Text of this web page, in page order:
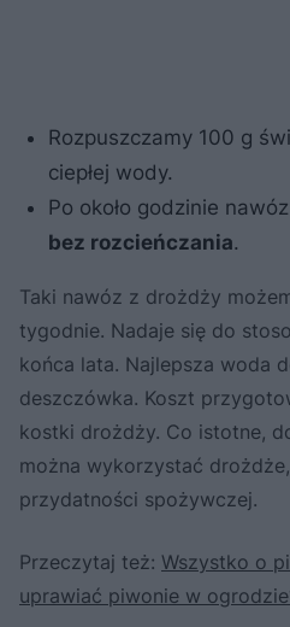
Rozpuszczamy 100 g
ciepłej wody.
Po około godzinie
bez rozcieńczania.
Taki nawóz z drożdży
tygodnie. Nadaje się do
końca lata. Najlepsza woda
deszczówka. Koszt
kostki drożdży. Co istotne,
można wykorzystać
przydatności spożywczej.
Przeczytaj też: Wszystko o
uprawiać piwonie w